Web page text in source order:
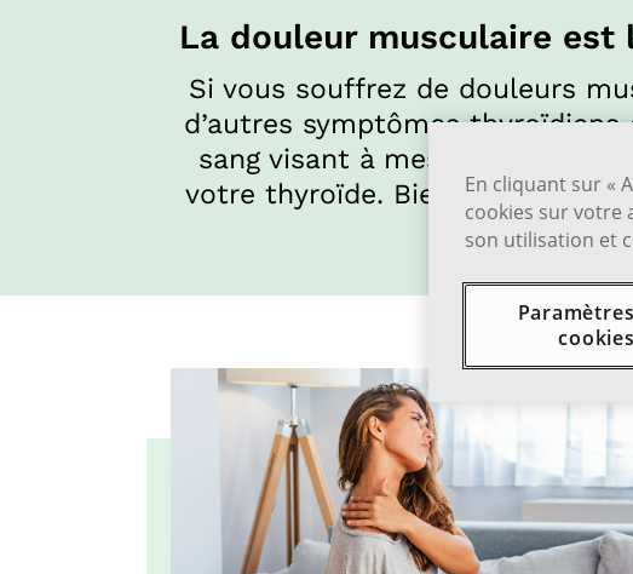
La douleur musculaire est
Si vous souffrez de douleurs
d’autres symptômes
sang visant à mesurer vos taux
votre thyroïde. Bien qu’elles
peuvent
En cliquant sur «
cookies sur votre
son utilisation et
cookies